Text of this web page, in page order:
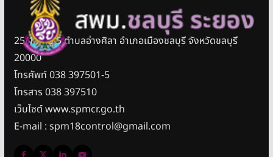
25/11 หมู่ 5 ตำบลอ่างศิลา อำเภอเมืองชลบุรี จังหวัดชลบุรี
20000
โทรศัพท์ 038 397501-5
โทรสาร 038 397510
เว็บไซต์ www.spmcr.go.th
E-mail : spm18control@gmail.com